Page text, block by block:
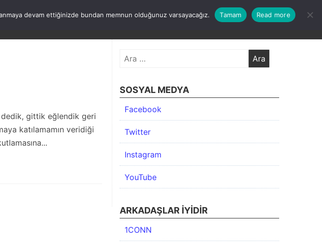
ATATÜRK HAKKIMDA KATEGORİLER İLETİŞİM ARŞİV
dedik, gittik eğlendik geri
katılamamın veridiği
Arama:
SOSYAL MEDYA
Facebook
Twitter
Instagram
YouTube
ARKADAŞLAR İYIDIR
1CONN
devam ettiğinizde bundan memnun olduğunuz varsayacağız. Tamam Read more